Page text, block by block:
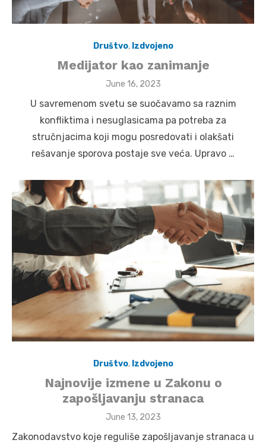
Društvo, Izdvojeno
Medijator kao zanimanje
Posted
June 16, 2023
U savremenom svetu se suočavamo sa raznim
konfliktima i nesuglasicama pa potreba za
stručnjacima koji mogu posredovati i olakšati
rešavanje sporova postaje sve veća. Upravo …
Društvo, Izdvojeno
Najnovije izmene u Zakonu o
zapošljavanju stranaca
Posted
June 13, 2023
Zakonodavstvo koje reguliše zapošljavanje stranaca u